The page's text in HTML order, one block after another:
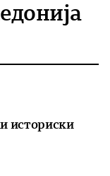
историски